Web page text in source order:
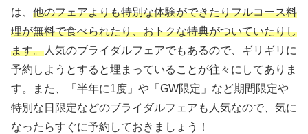
は、 他のフェアよりも特別な体験ができたりフルコース料
理が無料で食べられたり、おトクな特典がついていたりし
ます。人気のブライダルフェアでもあるので、ギリギリに
予約しようとすると埋まっていることが往々にしてありま
す。また、「半年に1度」や「GW限定」など期間限定や
特別な日限定などのブライダルフェアも人気なので、気に
なったらすぐに予約しておきましょう！